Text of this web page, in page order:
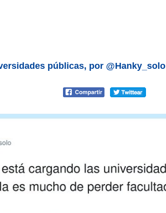
públicas, por @Hanky_solo